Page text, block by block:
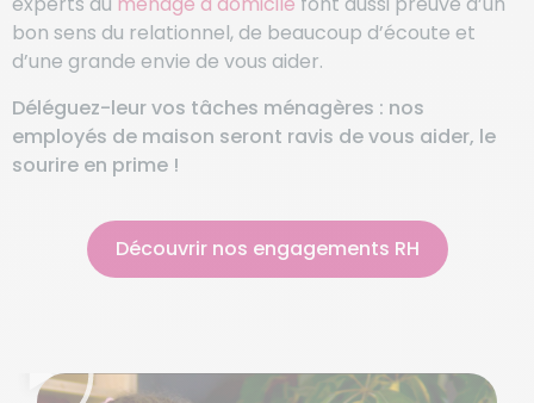
bon sens du relationnel, de beaucoup d’écoute et
d’une grande envie de vous aider.
Déléguez-leur vos tâches ménagères : nos
employés de maison seront ravis de vous aider, le
sourire en prime !
Découvrir nos engagements RH